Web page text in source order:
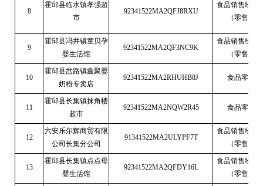
8
霍邱县临水镇孝强超
市
92341522MA2QFJ8RXU
食品销售经营
（零售）
9
霍邱县冯井镇童贝孕
婴生活馆
92341522MA2QF3NC9K
食品销售经营
（零售）
10
霍邱县岔路镇鑫聚婴
奶粉专卖店
92341522MA2RHUHB8J 食品零售
11
霍邱县长集镇抹角楼
超市
92341522MA2NQW2R45 食品零售
12
六安乐尔辉商贸有限
公司长集分公司
91341522MA2ULYPF7T
食品销售经营
（零售）
13
霍邱县长集镇点点母
婴生活馆
92341522MA2QFDY16L
食品销售经营
（零售）